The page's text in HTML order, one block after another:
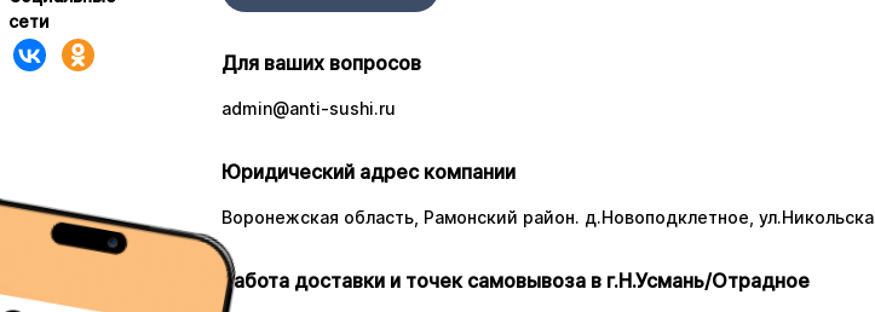
сети
Для ваших вопросов
admin@anti-sushi.ru
Юридический адрес компании
Воронежская область, Рамонский район. д.Новоподклетное,
Работа доставки и точек самовывоза в г.Н.Усмань/Отрадное